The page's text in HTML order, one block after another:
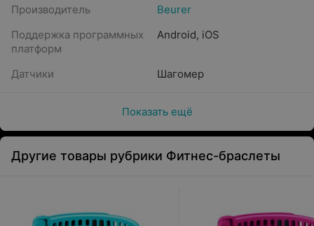
Производитель
Beurer
Поддержка программных
платформ
Android, iOS
Датчики Шагомер
Показать ещё
Другие товары рубрики Фитнес-браслеты